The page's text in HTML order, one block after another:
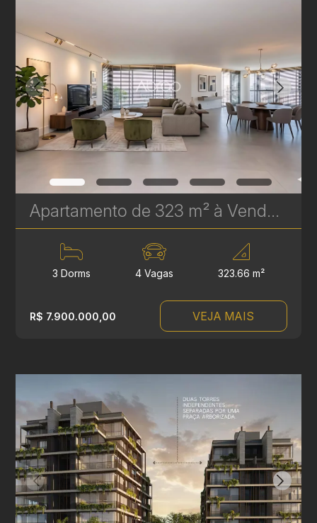
Apartamento de 323 m² à Venda no Epic Água Verde | Em Frente ao Clube Curitibano | Ref. 1719
3 Dorms 4 Vagas 323.66 m²
R$ 7.900.000,00 VEJA MAIS